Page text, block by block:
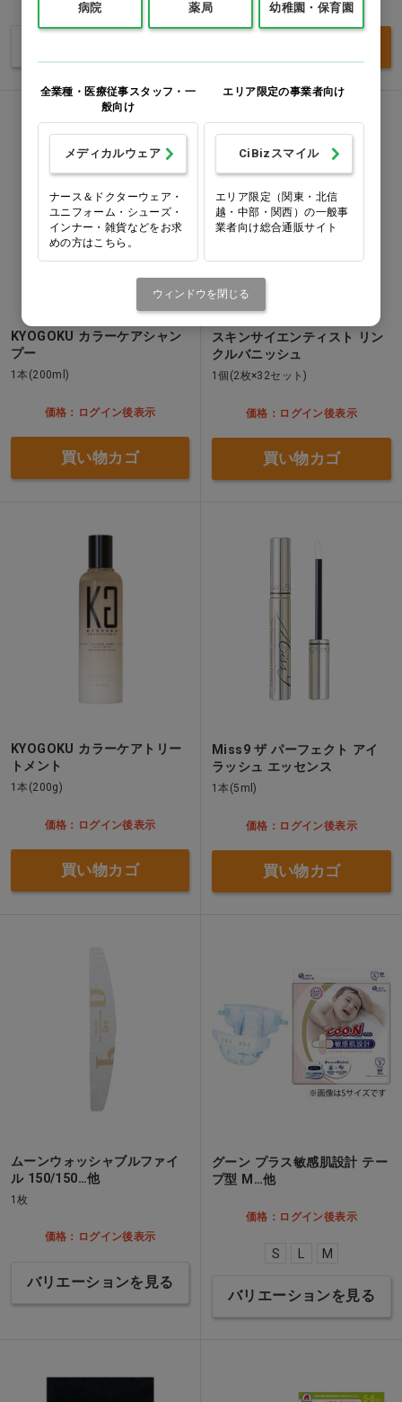
KYOGOKU カラーケアシャン
プー
1本(200ml)
価格：ログイン後表示
買い物カゴ
スキンサイエンティスト リン
クルバニッシュ
1個(2枚×32セット)
価格：ログイン後表示
買い物カゴ
KYOGOKU カラーケアトリー
トメント
1本(200g)
価格：ログイン後表示
買い物カゴ
Miss9 ザ パーフェクト アイ
ラッシュ エッセンス
1本(5ml)
価格：ログイン後表示
買い物カゴ
ムーンウォッシャブルファイ
ル 150/150…他
1枚
価格：ログイン後表示
バリエーションを見る
グーン プラス敏感肌設計 テー
プ型 M…他
価格：ログイン後表示
S M
バリエーションを見る
病院 薬局 幼稚園・保育園
全業種・医療従事スタッフ・一
般向け
メディカルウェア
ナース＆ドクターウェア・
ユニフォーム・シューズ・
インナー・雑貨などをお求
めの方はこちら。
エリア限定の事業者向け
CiBizスマイル
エリア限定（関東・北信
越・中部・関西）の一般事
業者向け総合通販サイト
ウィンドウを閉じる